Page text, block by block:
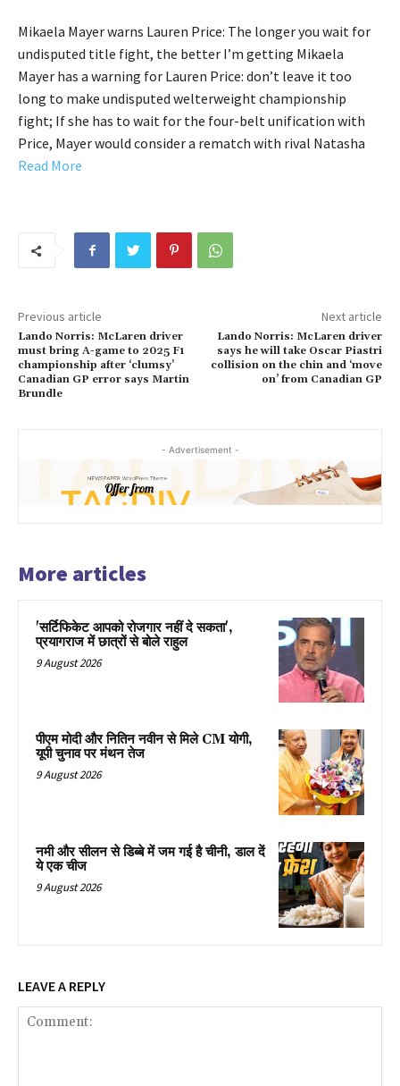
Mikaela Mayer warns Lauren Price: The longer you wait for
undisputed title fight, the better I’m getting Mikaela
Mayer has a warning for Lauren Price: don’t leave it too
long to make undisputed welterweight championship
fight; If she has to wait for the four-belt unification with
Price, Mayer would consider a rematch with rival Natasha
Read More
Previous article
Lando Norris: McLaren driver
must bring A-game to 2025 F1
championship after ‘clumsy’
Canadian GP error says Martin
Brundle
Next article
Lando Norris: McLaren driver
says he will take Oscar Piastri
collision on the chin and ‘move
on’ from Canadian GP
- Advertisement -
More articles
'सर्टिफिकेट आपको रोजगार नहीं दे सकता',
प्रयागराज में छात्रों से बोले राहुल
9 August 2026
पीएम मोदी और नितिन नवीन से मिले CM योगी,
यूपी चुनाव पर मंथन तेज
9 August 2026
नमी और सीलन से डिब्बे में जम गई है चीनी, डाल दें
ये एक चीज
9 August 2026
LEAVE A REPLY